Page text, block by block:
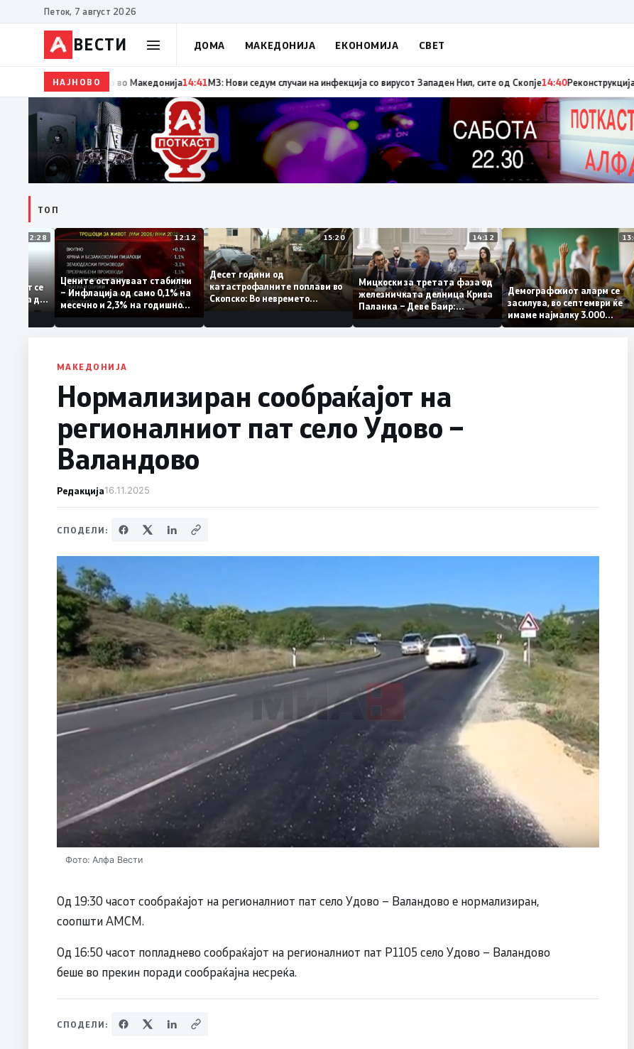
Петок, 7 август 2026
ВЕСТИ ДОМА МАКЕДОНИЈА ЕКОНОМИЈА СВЕТ
НАЈНОВО14:42Момче тешко повредено во Кушадаси со владиниот авион ќе биде транспортирано во Македонија14:41МЗ: Нови
ТОП
12:28
–
се
нема да
12:12
Цените остануваат стабилни
– Инфлација од само 0,1% на
месечно и 2,3% на годишно
ниво
15:20
Десет години од
катастрофалните поплави во
Скопско: Во невремето
14:12
Мицкоски за третата фаза од
железничката делница Крива
Паланка – Деве Баир:
Проектот нема да заврши на
половина тунел во слепа
Демографскиот аларм се
засилува, во септември
имаме најмалку 3.000
првачиња помалку
МАКЕДОНИЈА
Нормализиран сообраќајот на
регионалниот пат село Удово –
Валандово
Редакција16.11.2025
СПОДЕЛИ:
Фото: Алфа Вести
Од 19:30 часот сообраќајот на регионалниот пат село Удово – Валандово е нормализиран,
соопшти АМСМ.
Од 16:50 часот попладнево сообраќајот на регионалниот пат Р1105 село Удово – Валандово
беше во прекин поради сообраќајна несреќа.
СПОДЕЛИ: